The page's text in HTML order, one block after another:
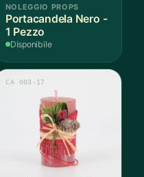
NOLEGGIO PROPS
Portacandela Nero -
1 Pezzo
Disponibile
CA 003-17